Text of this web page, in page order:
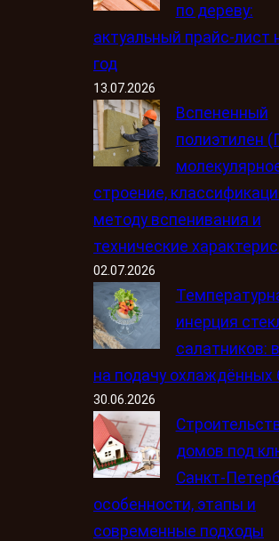
по дереву:
актуальный прайс-лист
год
13.07.2026
Вспененный
полиэтилен
строение,
методу вспенивания и
технические
02.07.2026
инерция
салатников:
на подачу
30.06.2026
домов под
Санкт-
особенности, этапы и
современные подходы